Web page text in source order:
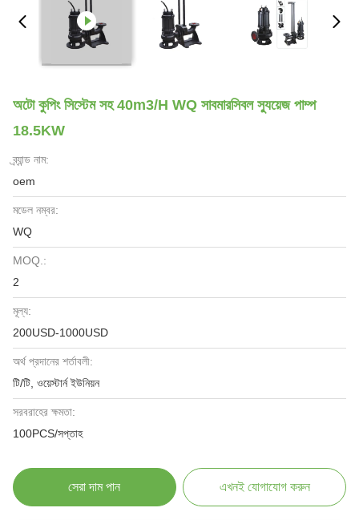
অটো কুপিং সিস্টেম সহ 40m3/H WQ সাবমারসিবল স্যুয়েজ পাম্প
18.5KW
ব্র্যান্ড নাম:
oem
মডেল নম্বর:
WQ
MOQ.:
2
মূল্য:
200USD-1000USD
অর্থ প্রদানের শর্তাবলী:
টি/টি, ওয়েস্টার্ন ইউনিয়ন
সরবরাহের ক্ষমতা:
100PCS/সপ্তাহ
সেরা দাম পান এখনই যোগাযোগ করুন